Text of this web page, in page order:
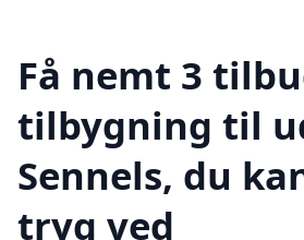
Få nemt 3
tilbygning til
Sennels, du
tryg ved